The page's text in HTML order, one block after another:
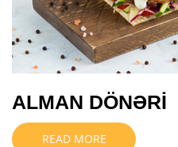
ALMAN DÖNƏRİ
READ MORE